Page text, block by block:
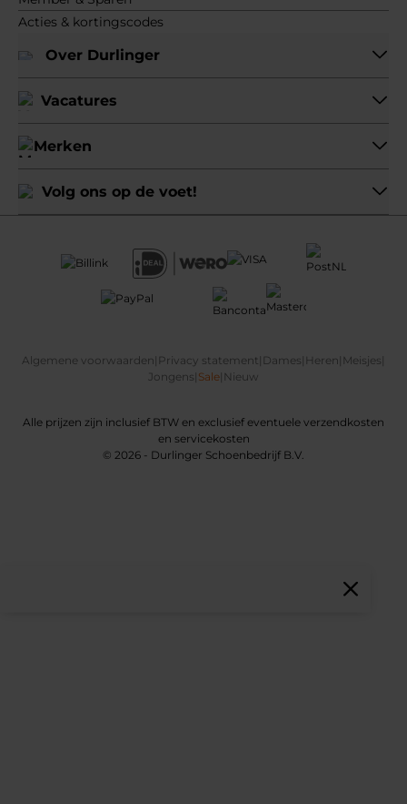
Acties & kortingscodes
Over Durlinger
Vacatures
Merken
Volg ons op de voet!
Algemene voorwaarden Privacy statement Dames Heren Meisjes
Jongens Sale Nieuw
Alle prijzen zijn inclusief BTW en exclusief eventuele verzendkosten
en servicekosten
© 2026 - Durlinger Schoenbedrijf B.V.